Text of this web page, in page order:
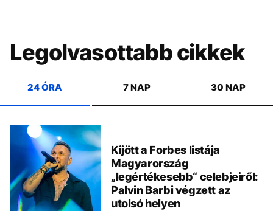
Legolvasottabb cikkek
24 ÓRA 7 NAP 30 NAP
Kijött a Forbes listája
Magyarország
„legértékesebb“ celebjeiről:
Palvin Barbi végzett az
utolsó helyen